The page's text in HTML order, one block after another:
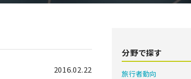
2016.02.22
分野で探す
旅行者動向